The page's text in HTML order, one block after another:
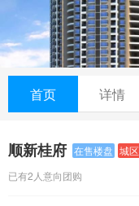
首页 详情
顺新桂府 在售楼盘 城区
已有2人意向团购